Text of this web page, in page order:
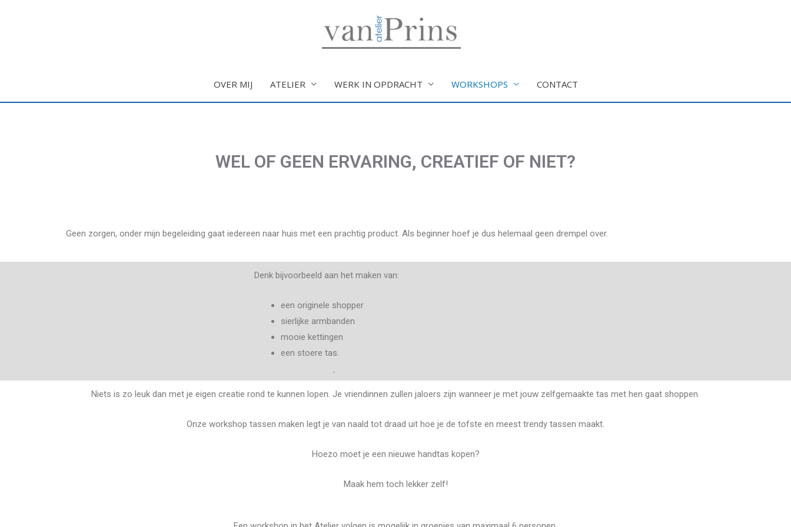
OVER MIJ ATELIER WERK IN OPDRACHT WORKSHOPS CONTACT
WEL OF GEEN ERVARING, CREATIEF OF NIET?
Geen zorgen, onder mijn begeleiding gaat iedereen naar huis met een prachtig product. Als beginner hoef je dus helemaal geen drempel over.
Denk bijvoorbeeld aan het maken van:
een originele shopper
sierlijke armbanden
mooie kettingen
een stoere tas.
Niets is zo leuk dan met je eigen creatie rond te kunnen lopen. Je vriendinnen zullen jaloers zijn wanneer je met jouw zelfgemaakte tas met hen gaat shoppen.
Onze workshop tassen maken legt je van naald tot draad uit hoe je de tofste en meest trendy tassen maakt.
Hoezo moet je een nieuwe handtas kopen?
Maak hem toch lekker zelf!